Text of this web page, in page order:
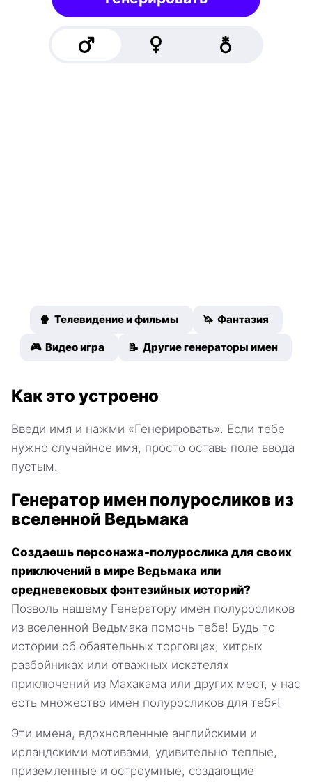
🍿 Телевидение и фильмы 🦄 Фантазия
🎮 Видео игра 📝 Другие генераторы имен
Как это устроено
Введи имя и нажми «Генерировать». Если тебе
нужно случайное имя, просто оставь поле ввода
пустым.
Генератор имен полуросликов из
вселенной Ведьмака
Создаешь персонажа-полурослика для своих
приключений в мире Ведьмака или
средневековых фэнтезийных историй?
Позволь нашему Генератору имен полуросликов
из вселенной Ведьмака помочь тебе! Будь то
истории об обаятельных торговцах, хитрых
разбойниках или отважных искателях
приключений из Махакама или других мест, у нас
есть множество имен полуросликов для тебя!
Эти имена, вдохновленные английскими и
ирландскими мотивами, удивительно теплые,
приземленные и остроумные, создающие